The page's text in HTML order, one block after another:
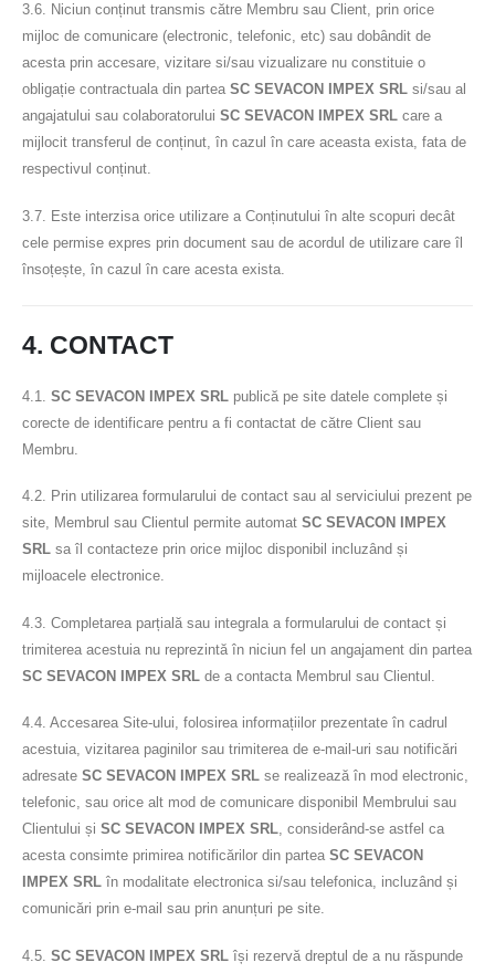
3.6. Niciun conținut transmis către Membru sau Client, prin orice
mijloc de comunicare (electronic, telefonic, etc) sau dobândit de
acesta prin accesare, vizitare si/sau vizualizare nu constituie o
obligație contractuala din partea SC SEVACON IMPEX SRL si/sau al
angajatului sau colaboratorului SC SEVACON IMPEX SRL care a
mijlocit transferul de conținut, în cazul în care aceasta exista, fata de
respectivul conținut.
3.7. Este interzisa orice utilizare a Conținutului în alte scopuri decât
cele permise expres prin document sau de acordul de utilizare care îl
însoțește, în cazul în care acesta exista.
4. CONTACT
4.1. SC SEVACON IMPEX SRL publică pe site datele complete și
corecte de identificare pentru a fi contactat de către Client sau
Membru.
4.2. Prin utilizarea formularului de contact sau al serviciului prezent pe
site, Membrul sau Clientul permite automat SC SEVACON IMPEX
SRL sa îl contacteze prin orice mijloc disponibil incluzând și
mijloacele electronice.
4.3. Completarea parțială sau integrala a formularului de contact și
trimiterea acestuia nu reprezintă în niciun fel un angajament din partea
SC SEVACON IMPEX SRL de a contacta Membrul sau Clientul.
4.4. Accesarea Site-ului, folosirea informațiilor prezentate în cadrul
acestuia, vizitarea paginilor sau trimiterea de e-mail-uri sau notificări
adresate SC SEVACON IMPEX SRL se realizează în mod electronic,
telefonic, sau orice alt mod de comunicare disponibil Membrului sau
Clientului și SC SEVACON IMPEX SRL, considerând-se astfel ca
acesta consimte primirea notificărilor din partea SC SEVACON
IMPEX SRL în modalitate electronica si/sau telefonica, incluzând și
comunicări prin e-mail sau prin anunțuri pe site.
4.5. SC SEVACON IMPEX SRL își rezervă dreptul de a nu răspunde